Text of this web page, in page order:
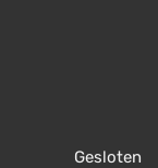
Gesloten